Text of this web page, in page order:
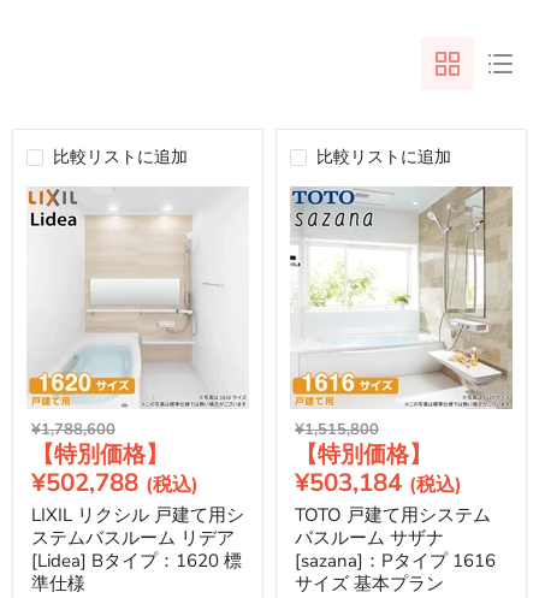
比較リストに追加
元
価
格
¥1,788,600
在
の
価
格
¥502,788
LIXIL リクシル 戸建て用シ
ステムバスルーム リデア
[Lidea] Bタイプ：1620 標
準仕様
比較リストに追加
元
価
格
¥1,515,800
在
の
価
格
¥503,184
TOTO 戸建て用システム
バスルーム サザナ
[sazana]：Pタイプ 1616
サイズ 基本プラン